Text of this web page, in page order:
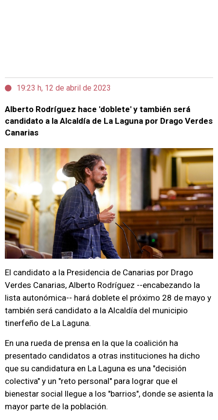
19:23 h, 12 de abril de 2023
Alberto Rodríguez hace 'doblete' y también será
candidato a la Alcaldía de La Laguna por Drago Verdes
Canarias
El candidato a la Presidencia de Canarias por Drago
Verdes Canarias, Alberto Rodríguez --encabezando la
lista autonómica-- hará doblete el próximo 28 de mayo y
también será candidato a la Alcaldía del municipio
tinerfeño de La Laguna.
En una rueda de prensa en la que la coalición ha
presentado candidatos a otras instituciones ha dicho
que su candidatura en La Laguna es una "decisión
colectiva" y un "reto personal" para lograr que el
bienestar social llegue a los "barrios", donde se asienta la
mayor parte de la población.